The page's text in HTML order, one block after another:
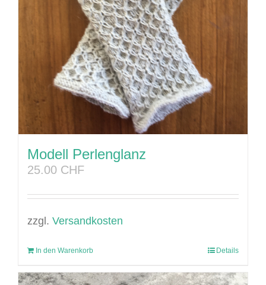
Modell Perlenglanz
25.00 CHF
zzgl. Versandkosten
In den Warenkorb Details